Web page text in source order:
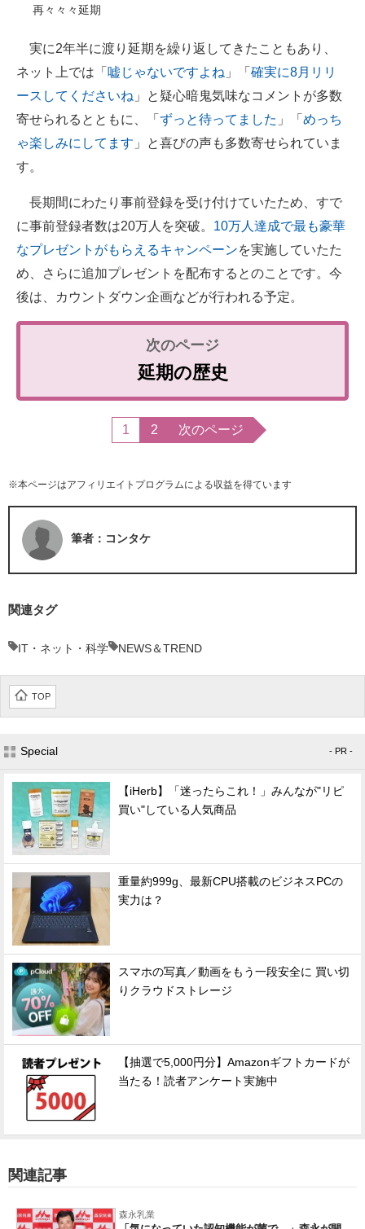
再々々々延期
実に2年半に渡り延期を繰り返してきたこともあり、
ネット上では「 嘘じゃないですよね 」「 確実に8月リリ
ースしてくださいね 」と疑心暗鬼気味なコメントが多数
寄せられるとともに、「 ずっと待ってました 」「 めっち
ゃ楽しみにしてます 」と喜びの声も多数寄せられていま
す。
長期間にわたり事前登録を受け付けていたため、すで
に事前登録者数は20万人を突破。 10万人達成で最も豪華
なプレゼントがもらえるキャンペーンを実施していたた
め、さらに追加プレゼントを配布するとのことです。今
後は、カウントダウン企画などが行われる予定。
延期の歴史
1 2 次のページ
※本ページはアフィリエイトプログラムによる収益を得ています
筆者：コンタケ
関連タグ
IT・ネット・科学 NEWS＆TREND
TOP
Special - PR -
【iHerb】「迷ったらこれ！」みんなが"リピ
買い"している人気商品
重量約999g、最新CPU搭載のビジネスPCの
実力は？
スマホの写真／動画をもう一段安全に 買い切
りクラウドストレージ
【抽選で5,000円分】Amazonギフトカードが
当たる！読者アンケート実施中
関連記事
森永乳業